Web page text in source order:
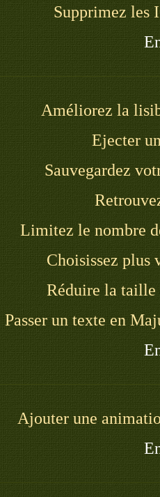
Supprimez les
Améliorez la
Ejecter
Sauvegardez
Limitez le nombre
Choisissez plus
Réduire la taille
Passer un texte en
Ajouter une